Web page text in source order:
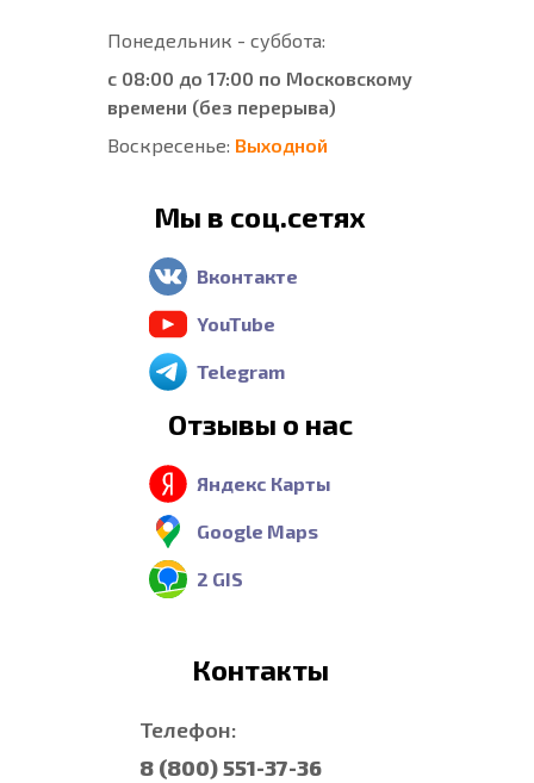
Понедельник - суббота:
с 08:00 до 17:00 по Московскому
времени (без перерыва)
Воскресенье: Выходной
Мы в соц.сетях
Вконтакте
YouTube
Telegram
Отзывы о нас
Яндекс Карты
Google Maps
2 GIS
Контакты
Телефон:
8 (800) 551-37-36